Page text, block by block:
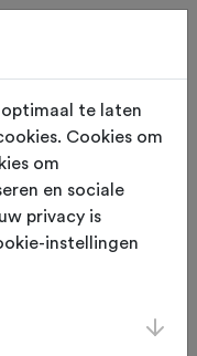
optimaal te laten
Cookies om
om
en sociale
privacy is
instellingen